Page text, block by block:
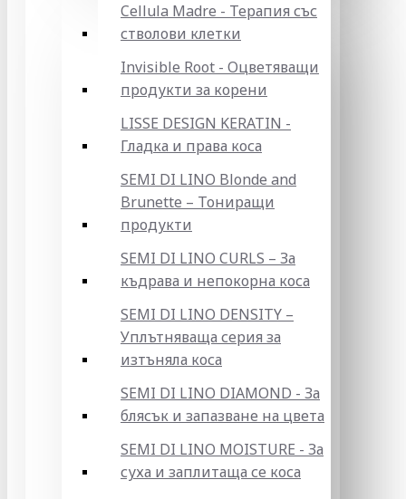
Cellula Madre - Терапия със
стволови клетки
Invisible Root - Оцветяващи
продукти за корени
LISSE DESIGN KERATIN -
Гладка и права коса
SEMI DI LINO Blonde and
Brunette – Тониращи
продукти
SEMI DI LINO CURLS – За
къдрава и непокорна коса
SEMI DI LINO DENSITY –
Уплътняваща серия за
изтъняла коса
SEMI DI LINO DIAMOND - За
блясък и запазване на цвета
SEMI DI LINO MOISTURE - За
суха и заплитаща се коса